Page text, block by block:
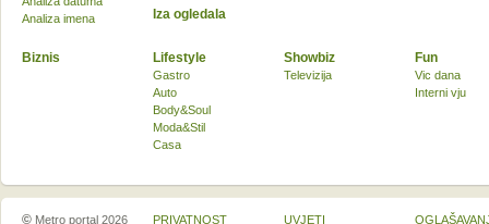
Biznis Lifestyle
Gastro
Auto
Body&Soul
Moda&Stil
Casa
Showbiz
Televizija
Fun
Vic dana
Interni vju
Analiza imena
Iza ogledala
© Metro portal 2026 PRIVATNOST UVJETI